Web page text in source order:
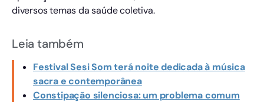
diversos temas da saúde coletiva.
Leia também
Festival Sesi Som terá noite dedicada à música
sacra e contemporânea
Constipação silenciosa: um problema comum